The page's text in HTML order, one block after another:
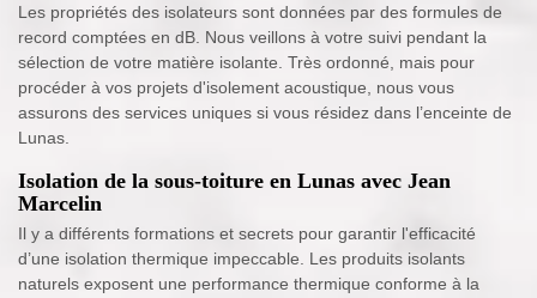
Les propriétés des isolateurs sont données par des formules de
record comptées en dB. Nous veillons à votre suivi pendant la
sélection de votre matière isolante. Très ordonné, mais pour
procéder à vos projets d'isolement acoustique, nous vous
assurons des services uniques si vous résidez dans l’enceinte de
Lunas.
Isolation de la sous-toiture en Lunas avec Jean
Marcelin
Il y a différents formations et secrets pour garantir l'efficacité
d’une isolation thermique impeccable. Les produits isolants
naturels exposent une performance thermique conforme à la